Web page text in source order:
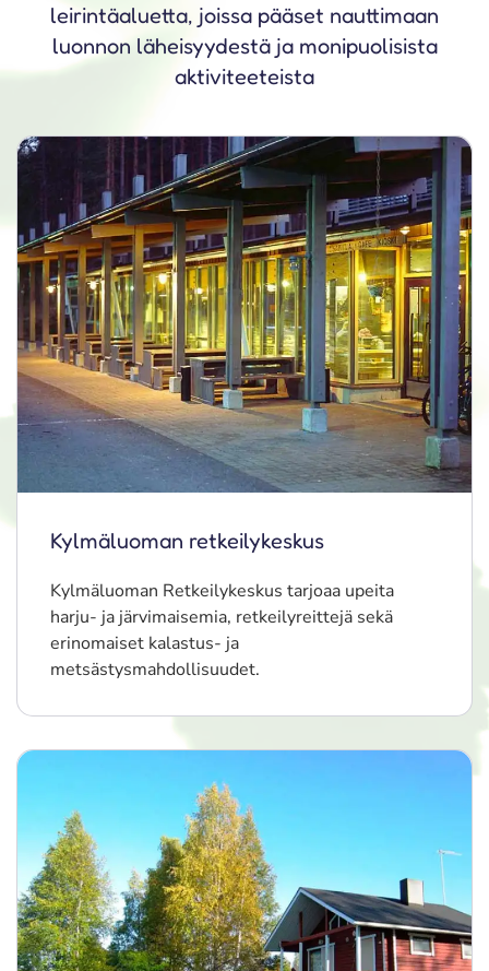
leirintäaluetta, joissa pääset nauttimaan
luonnon läheisyydestä ja monipuolisista
aktiviteeteista
Kylmäluoman retkeilykeskus
Kylmäluoman Retkeilykeskus tarjoaa upeita
harju- ja järvimaisemia, retkeilyreittejä sekä
erinomaiset kalastus- ja
metsästysmahdollisuudet.